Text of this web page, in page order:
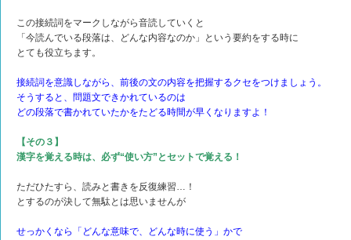
この接続詞をマークしながら音読していくと
「今読んでいる段落は、どんな内容なのか」という要約をする時に
とても役立ちます。
接続詞を意識しながら、前後の文の内容を把握するクセをつけましょう。
そうすると、問題文できかれているのは
どの段落で書かれていたかをたどる時間が早くなりますよ！
【その３】
漢字を覚える時は、必ず“使い方”とセットで覚える！
ただひたすら、読みと書きを反復練習…！
とするのが決して無駄とは思いませんが
せっかくなら「どんな意味で、どんな時に使う」かで